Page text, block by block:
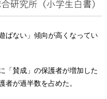
ばない」傾向が高くなってい
「賛成」の保護者が増加した
者が過半数を占めた。